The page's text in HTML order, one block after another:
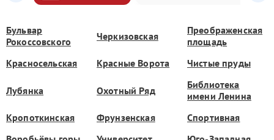
Бульвар
Рокоссовского
Черкизовская
Преображенская
площадь
Красносельская
Красные Ворота Чистые пруды
Лубянка Охотный Ряд
Библиотека
имени Ленина
Кропоткинская
Фрунзенская
Спортивная